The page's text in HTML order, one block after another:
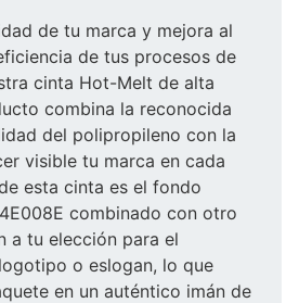
de tu marca y mejora al
de tus procesos de
cinta Hot-Melt de alta
combina la reconocida
del polipropileno con la
visible tu marca en cada
esta cinta es el fondo
combinado con otro
a tu elección para el
o eslogan, lo que
en un auténtico imán de